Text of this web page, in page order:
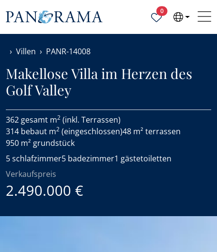
0Ausgewählte
Villen PANR-14008
Makellose Villa im Herzen des
Golf Valley
362 gesamt m2 (inkl. Terrassen)
314 bebaut m2 (eingeschlossen)48 m² terrassen
950 m² grundstück
5 schlafzimmer5 badezimmer1 gästetoiletten
Verkaufspreis
2.490.000 €